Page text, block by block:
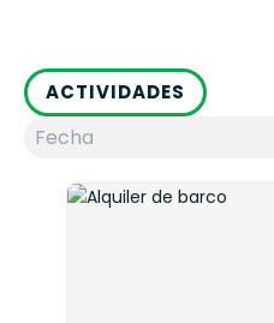
ACTIVIDADES